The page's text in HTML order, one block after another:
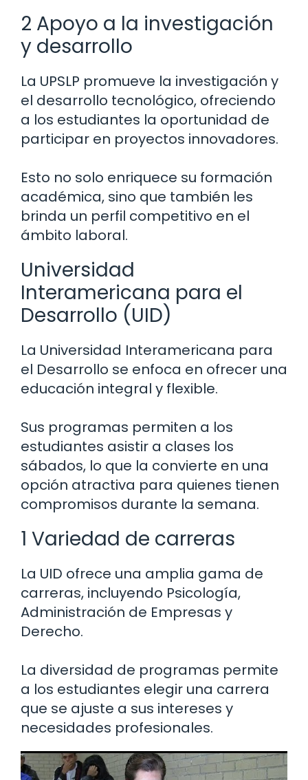
2 Apoyo a la investigación
y desarrollo
La UPSLP promueve la investigación y
el desarrollo tecnológico, ofreciendo
a los estudiantes la oportunidad de
participar en proyectos innovadores.
Esto no solo enriquece su formación
académica, sino que también les
brinda un perfil competitivo en el
ámbito laboral.
Universidad
Interamericana para el
Desarrollo (UID)
La Universidad Interamericana para
el Desarrollo se enfoca en ofrecer una
educación integral y flexible.
Sus programas permiten a los
estudiantes asistir a clases los
sábados, lo que la convierte en una
opción atractiva para quienes tienen
compromisos durante la semana.
1 Variedad de carreras
La UID ofrece una amplia gama de
carreras, incluyendo Psicología,
Administración de Empresas y
Derecho.
La diversidad de programas permite
a los estudiantes elegir una carrera
que se ajuste a sus intereses y
necesidades profesionales.